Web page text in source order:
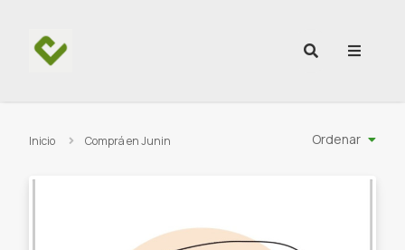
Inicio Comprá en Junin Ordenar